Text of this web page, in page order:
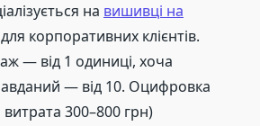
на вишивці на
для корпоративних клієнтів.
— від 1 одиниці, хоча
— від 10. Оцифровка
300–800 грн)